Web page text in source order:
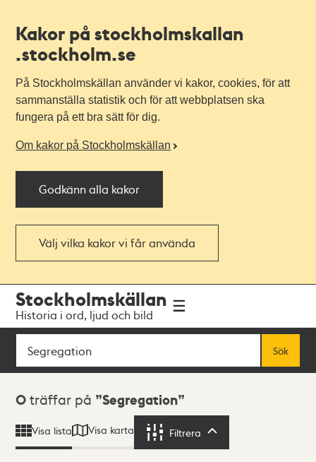
Kakor på stockholmskallan
.stockholm.se
På Stockholmskällan använder vi kakor, cookies, för att
sammanställa statistik och för att webbplatsen ska
fungera på ett bra sätt för dig.
Om kakor på Stockholmskällan
Godkänn alla kakor
Välj vilka kakor vi får använda
navigationen
huvudinnehållet
Stockholmskällan
Historia i ord, ljud och bild
Sök
Sök
Sökresultat
0 träffar på Segregation
Visa lista Visa karta Filtrera